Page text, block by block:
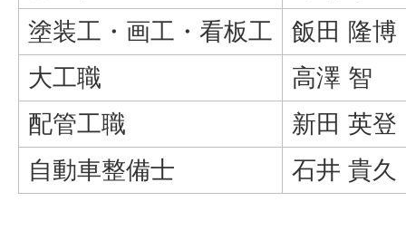
塗装工・画工・看板工
飯田 隆博
大工職
高澤 智
配管工職
新田 英登
自動車整備士
石井 貴久